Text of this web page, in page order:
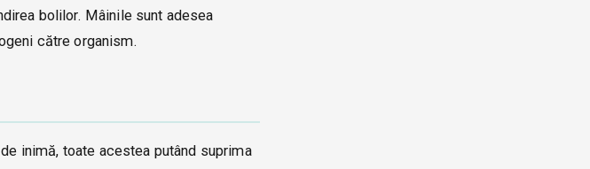
bolilor. Mâinile sunt adesea
către organism.
inimă, toate acestea putând suprima